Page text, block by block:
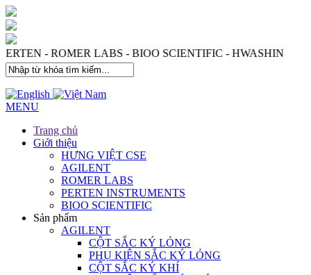
- ROMER LABS - BIOO SCIENTIFIC - HWASHIN
MENU
Trang chủ
Giới thiệu
HƯNG VIỆT CSE
AGILENT
ROMER LABS
PERTEN INSTRUMENTS
BIOO SCIENTIFIC
Sản phẩm
AGILENT
CỘT SẮC KÝ LỎNG
PHỤ KIỆN SẮC KÝ LỎNG
CỘT SẮC KÝ KHÍ